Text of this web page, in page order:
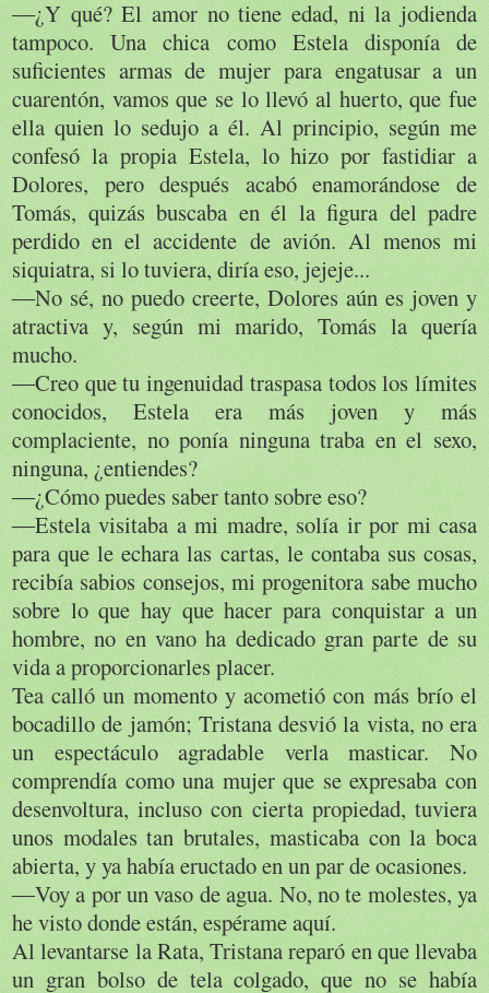
―¿Y qué? El amor no tiene edad, ni la jodienda
tampoco. Una chica como Estela disponía de
suficientes armas de mujer para engatusar a un
cuarentón, vamos que se lo llevó al huerto, que fue
ella quien lo sedujo a él. Al principio, según me
confesó la propia Estela, lo hizo por fastidiar a
Dolores, pero después acabó enamorándose de
Tomás, quizás buscaba en él la figura del padre
perdido en el accidente de avión. Al menos mi
siquiatra, si lo tuviera, diría eso, jejeje...
―No sé, no puedo creerte, Dolores aún es joven y
atractiva y, según mi marido, Tomás la quería
mucho.
―Creo que tu ingenuidad traspasa todos los límites
conocidos, Estela era más joven y más
complaciente, no ponía ninguna traba en el sexo,
ninguna, ¿entiendes?
―¿Cómo puedes saber tanto sobre eso?
―Estela visitaba a mi madre, solía ir por mi casa
para que le echara las cartas, le contaba sus cosas,
recibía sabios consejos, mi progenitora sabe mucho
sobre lo que hay que hacer para conquistar a un
hombre, no en vano ha dedicado gran parte de su
vida a proporcionarles placer.
Tea calló un momento y acometió con más brío el
bocadillo de jamón; Tristana desvió la vista, no era
un espectáculo agradable verla masticar. No
comprendía como una mujer que se expresaba con
desenvoltura, incluso con cierta propiedad, tuviera
unos modales tan brutales, masticaba con la boca
abierta, y ya había eructado en un par de ocasiones.
―Voy a por un vaso de agua. No, no te molestes, ya
he visto donde están, espérame aquí.
Al levantarse la Rata, Tristana reparó en que llevaba
un gran bolso de tela colgado, que no se había